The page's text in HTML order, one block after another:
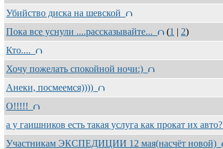
Убийство диска на шевской
Пока все уснули ....рассказывайте...
(1 | 2)
Кто....
Хочу пожелать спокойной ночи:)
Анеки, посмеемся))))
О!!!!!
а у гаишников есть такая услуга как прокат их авто?
Участникам ЭКСПЕДИЦИИ 12 мая(насчёт новой)